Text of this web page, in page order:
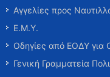
Αγγελίες προς
Ε.Μ.Υ.
Οδηγίες από ΕΟΔΥ για
Γενική Γραμματεία